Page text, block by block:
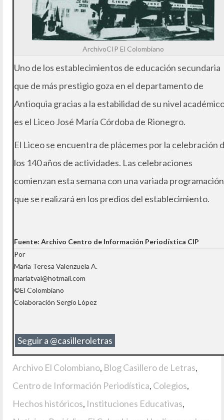
ArchivoCIP El Colombiano
Uno de los establecimientos de educación secundaria
que de más prestigio goza en el departamento de
Antioquia gracias a la estabilidad de su nivel
es el Liceo José María Córdoba de Rionegro.
El Liceo se encuentra de plácemes por la celebración
los 140 años de actividades. Las celebraciones
comienzan esta semana con una variada programación
que se realizará en los predios del establecimiento.
Fuente: Archivo Centro de Información Periodística CIP
Por
María Teresa Valenzuela A.
mariatval@hotmail.com
©El Colombiano
Colaboración Sergio López
Seguir a @casilleroletras
Archivo El Colombiano, Blog Casillero de Letras,
Centro de Información Periodística, Colegios,
Hechos históricos, Instituciones Educativas,